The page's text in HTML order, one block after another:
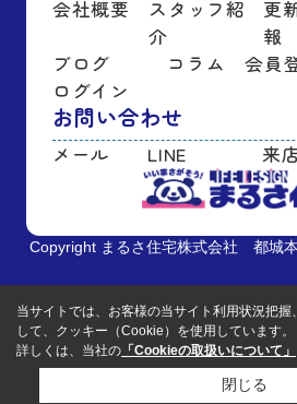
会社概要
スタッフ紹
介
更
報
ブログ
コラム
会員
ログイン
お問い合わせ
メール LINE 来
Copyright まるさ住宅株式会社 都城
当サイトでは、お客様の当サイト利用状況把握
して、クッキー（Cookie）を使用しています。
詳しくは、当社の 「Cookieの取扱いについて」
閉じる